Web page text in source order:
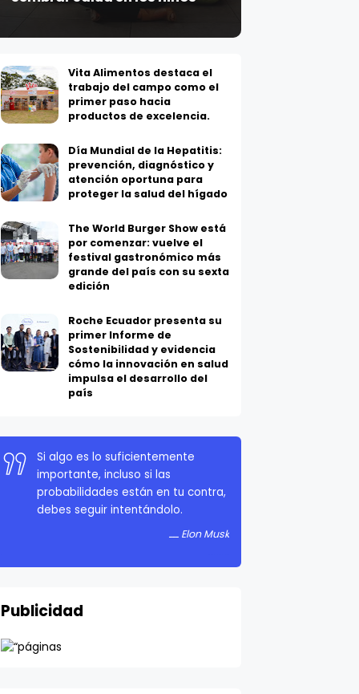
Vita Alimentos destaca el
trabajo del campo como el
primer paso hacia
productos de excelencia.
Día Mundial de la Hepatitis:
prevención, diagnóstico y
atención oportuna para
proteger la salud del hígado
The World Burger Show está
por comenzar: vuelve el
festival gastronómico más
grande del país con su sexta
edición
Roche Ecuador presenta su
primer Informe de
Sostenibilidad y evidencia
cómo la innovación en salud
impulsa el desarrollo del
país
Si algo es lo suficientemente
importante, incluso si las
probabilidades están en tu contra,
debes seguir intentándolo.
Elon Musk
Publicidad